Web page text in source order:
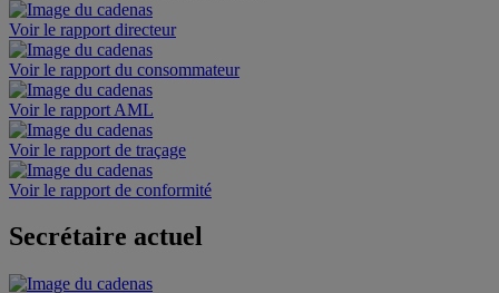
Voir le rapport directeur
Voir le rapport du consommateur
Voir le rapport AML
Voir le rapport de traçage
Voir le rapport de conformité
Secrétaire actuel